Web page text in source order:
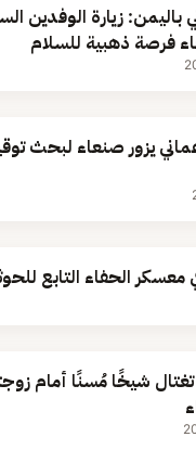
باليمن: زيارة الوفدين
فرصة ذهبية للسلام
يزور صنعاء لبحث
معسكر الحفاء التابع
شيخًا مُسنًا أمام